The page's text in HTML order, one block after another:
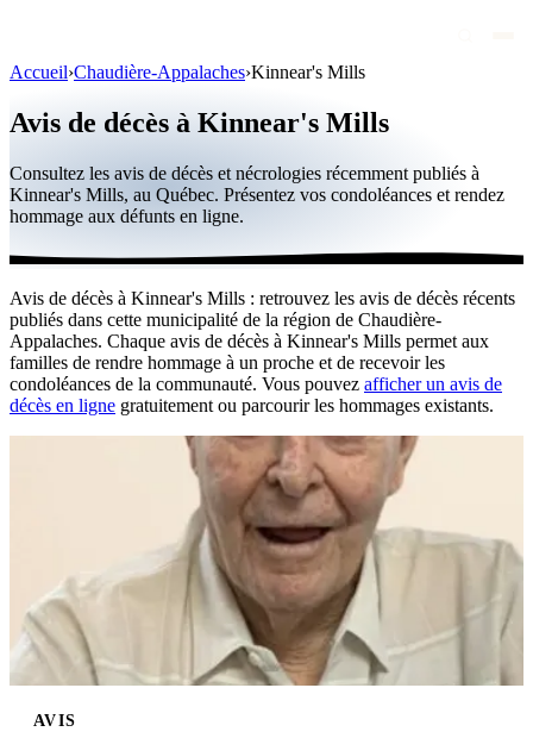
Personnalités publiques
Québec
Canada
International
Par région
Par ville
Maisons funéraires
Publier un avis
Recherche
Accueil›Chaudière-Appalaches›Kinnear's Mills
Avis de décès à Kinnear's Mills
Consultez les avis de décès et nécrologies récemment publiés à
Kinnear's Mills, au Québec. Présentez vos condoléances et rendez
hommage aux défunts en ligne.
Avis de décès à Kinnear's Mills : retrouvez les avis de décès récents
publiés dans cette municipalité de la région de Chaudière-
Appalaches. Chaque avis de décès à Kinnear's Mills permet aux
familles de rendre hommage à un proche et de recevoir les
condoléances de la communauté. Vous pouvez afficher un avis de
décès en ligne gratuitement ou parcourir les hommages existants.
AVIS